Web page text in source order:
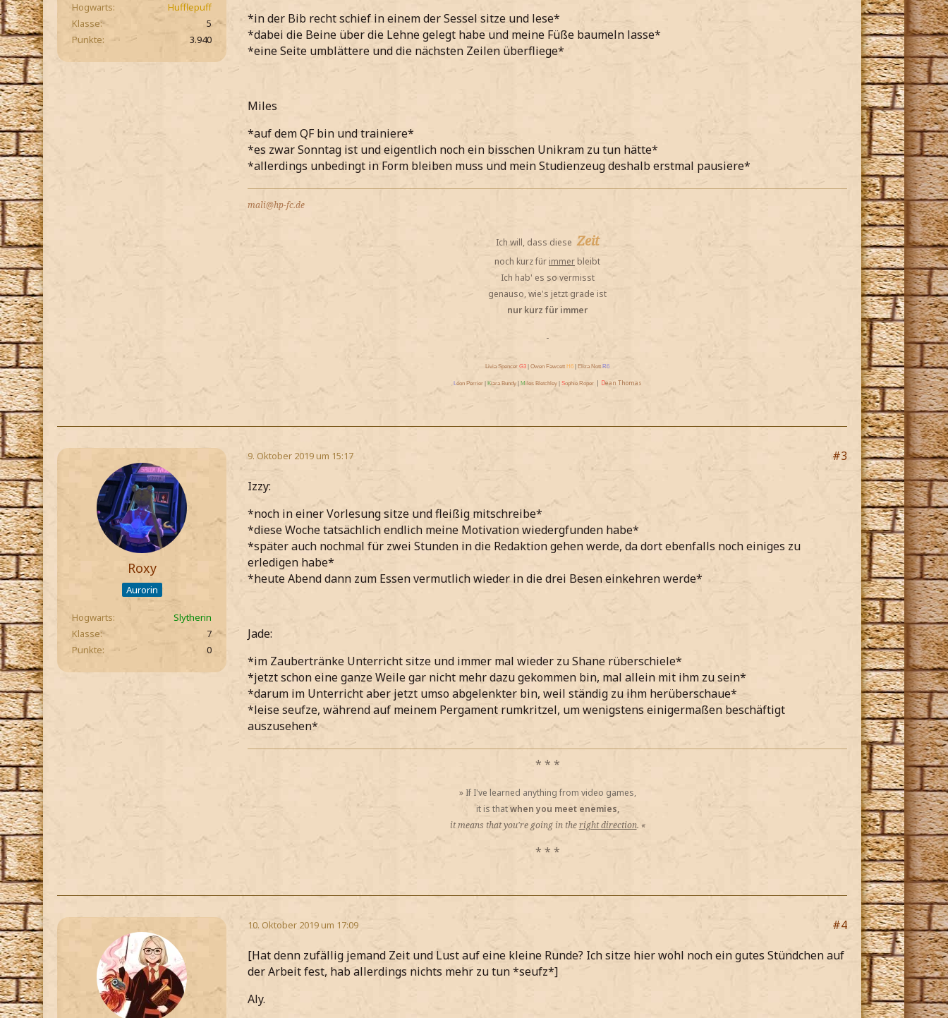
Hogwarts
Hufflepuff
Klasse
5
Punkte
3.940
*in der Bib recht schief in einem der Sessel sitze und lese*
*dabei die Beine über die Lehne gelegt habe und meine Füße baumeln lasse*
*eine Seite umblättere und die nächsten Zeilen überfliege*
Miles
*auf dem QF bin und trainiere*
*es zwar Sonntag ist und eigentlich noch ein bisschen Unikram zu tun hätte*
*allerdings unbedingt in Form bleiben muss und mein Studienzeug deshalb erstmal pausiere*
mali@hp-fc.de
Ich will, dass diese Zeit
noch kurz für immer bleibt
Ich hab' es so vermisst
genauso, wie's jetzt grade ist
nur kurz für immer
-
Livia Spencer G3 | Owen Fawcett H6 | Eliza Nott R6
L éon Perrier| Kiara Bundy| Miles Bletchley| Sophie Roper | Dean Thomas
Roxy
Aurorin
Hogwarts
Slytherin
Klasse
7
Punkte
0
9. Oktober 2019 um 15:17
#3
Izzy:
*noch in einer Vorlesung sitze und fleißig mitschreibe*
*diese Woche tatsächlich endlich meine Motivation wiedergfunden habe*
*später auch nochmal für zwei Stunden in die Redaktion gehen werde, da dort ebenfalls noch einiges zu
erledigen habe*
*heute Abend dann zum Essen vermutlich wieder in die drei Besen einkehren werde*
Jade:
*im Zaubertränke Unterricht sitze und immer mal wieder zu Shane rüberschiele*
*jetzt schon eine ganze Weile gar nicht mehr dazu gekommen bin, mal allein mit ihm zu sein*
*darum im Unterricht aber jetzt umso abgelenkter bin, weil ständig zu ihm herüberschaue*
*leise seufze, während auf meinem Pergament rumkritzel, um wenigstens einigermaßen beschäftigt
auszusehen*
* * *
» If I've learned anything from video games,
it is thatwhen you meet enemies,
it means that you're going in theright direction. «
* * *
10. Oktober 2019 um 17:09
#4
[Hat denn zufällig jemand Zeit und Lust auf eine kleine Runde? Ich sitze hier wohl noch ein gutes Stündchen auf
der Arbeit fest, hab allerdings nichts mehr zu tun *seufz*]
Aly.